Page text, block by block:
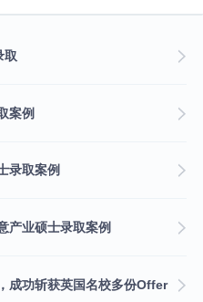
取
案例
录取案例
产业硕士录取案例
成功斩获英国名校多份Offer